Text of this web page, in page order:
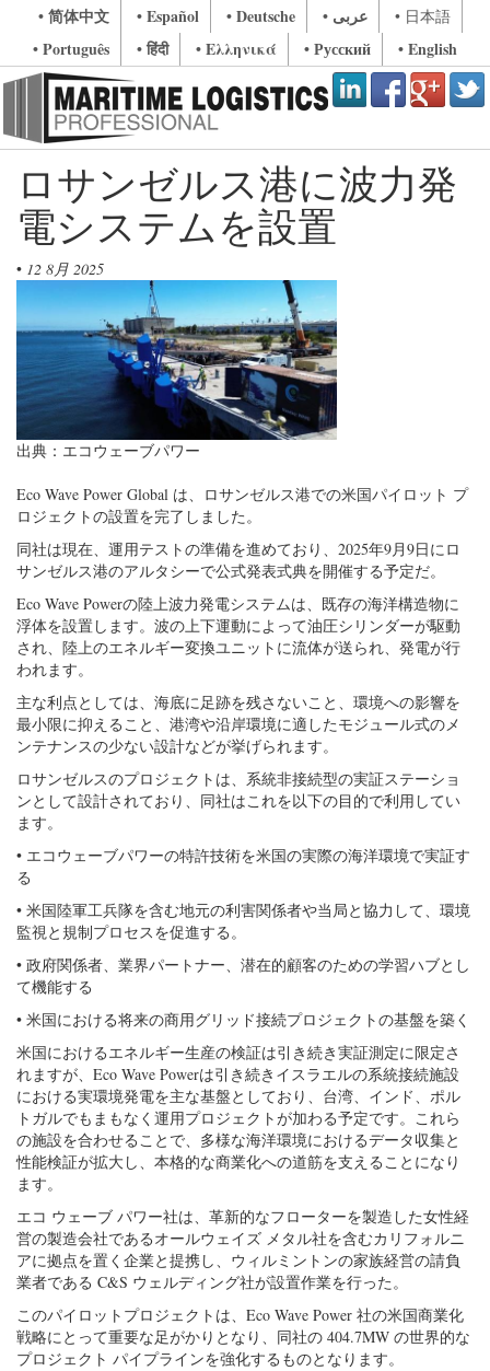
• 简体中文 • Español • Deutsche • عربى • 日本語
• Português • हिंदी • Ελληνικά • Русский • English
ロサンゼルス港に波力発
電システムを設置
• 12 8月 2025
出典：エコウェーブパワー
Eco Wave Power Global は、ロサンゼルス港での米国パイロット プ
ロジェクトの設置を完了しました。
同社は現在、運用テストの準備を進めており、2025年9月9日にロ
サンゼルス港のアルタシーで公式発表式典を開催する予定だ。
Eco Wave Powerの陸上波力発電システムは、既存の海洋構造物に
浮体を設置します。波の上下運動によって油圧シリンダーが駆動
され、陸上のエネルギー変換ユニットに流体が送られ、発電が行
われます。
主な利点としては、海底に足跡を残さないこと、環境への影響を
最小限に抑えること、港湾や沿岸環境に適したモジュール式のメ
ンテナンスの少ない設計などが挙げられます。
ロサンゼルスのプロジェクトは、系統非接続型の実証ステーショ
ンとして設計されており、同社はこれを以下の目的で利用してい
ます。
• エコウェーブパワーの特許技術を米国の実際の海洋環境で実証す
る
• 米国陸軍工兵隊を含む地元の利害関係者や当局と協力して、環境
監視と規制プロセスを促進する。
• 政府関係者、業界パートナー、潜在的顧客のための学習ハブとし
て機能する
• 米国における将来の商用グリッド接続プロジェクトの基盤を築く
米国におけるエネルギー生産の検証は引き続き実証測定に限定さ
れますが、Eco Wave Powerは引き続きイスラエルの系統接続施設
における実環境発電を主な基盤としており、台湾、インド、ポル
トガルでもまもなく運用プロジェクトが加わる予定です。これら
の施設を合わせることで、多様な海洋環境におけるデータ収集と
性能検証が拡大し、本格的な商業化への道筋を支えることになり
ます。
エコ ウェーブ パワー社は、革新的なフローターを製造した女性経
営の製造会社であるオールウェイズ メタル社を含むカリフォルニ
アに拠点を置く企業と提携し、ウィルミントンの家族経営の請負
業者である C&S ウェルディング社が設置作業を行った。
このパイロットプロジェクトは、Eco Wave Power 社の米国商業化
戦略にとって重要な足がかりとなり、同社の 404.7MW の世界的な
プロジェクト パイプラインを強化するものとなります。